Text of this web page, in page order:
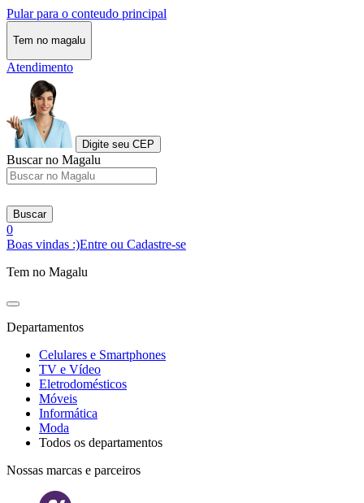
Pular para o conteudo principal
Tem no magalu
Atendimento
Digite seu CEP
Buscar no Magalu
Buscar
0
Boas vindas :)Entre ou Cadastre-se
Tem no Magalu
Departamentos
Celulares e Smartphones
TV e Vídeo
Eletrodomésticos
Móveis
Informática
Moda
Todos os departamentos
Nossas marcas e parceiros